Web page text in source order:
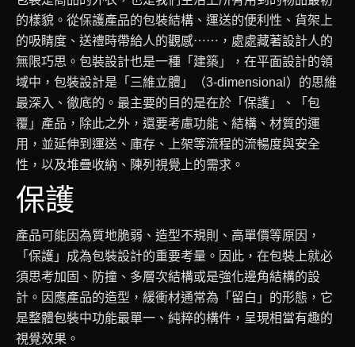
的樣貌。從保護產品的包裝結構、運送的便利性、貨架上
的吸睛度、送禮時帶給人的觀感⋯⋯，處處藏著設計人的
無限巧思。包裝設計也是一種「建築」，在平面設計的領
域中，包裝設計是「三維立體」（3-dimensional）的思維
最深入、徹底的。最主要的目的是在於「保護」、「包
覆」產品，除此之外，還要考慮功能、結構、材質的運
用，並延伸到運送、庫存、上架等流程的流暢度與安全
性，以及堆疊收納、陳列視覺上的需求。
保護
產品可能因為質地脆弱、造型不規則、高單價等原因，
「保護」成為包裝設計的重要考量。因此，在包裝上就必
須思考加固、防撞、多層次結構或是強化邊角結構的設
計。因應產品的造型，緩衝材通常為「留白」的形態，它
是整體包裝中功能最單一、純粹的構件，呈現相當有趣的
視覺效果。